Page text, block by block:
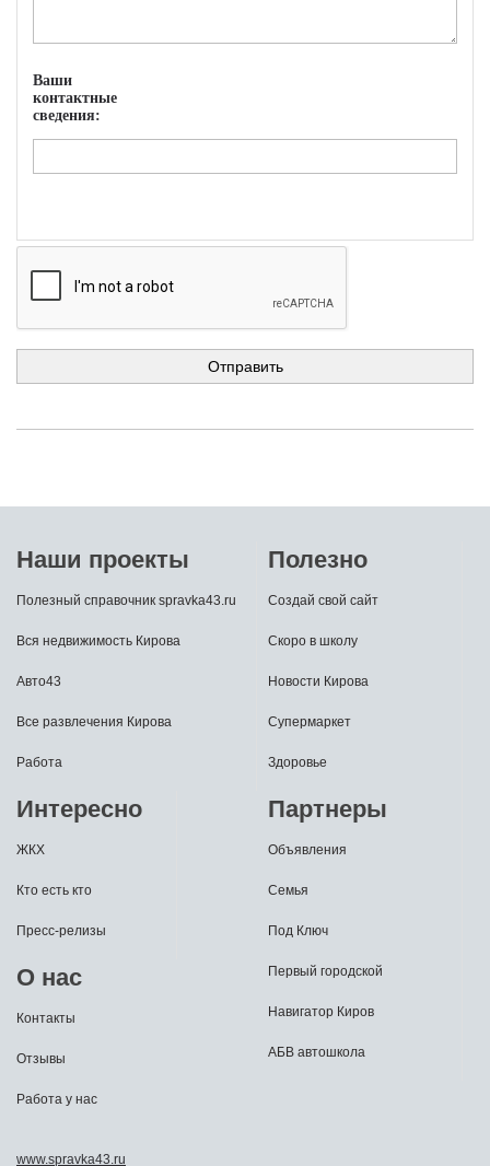
Ваши
контактные
сведения:
Наши проекты
Полезный справочник spravka43.ru
Вся недвижимость Кирова
Авто43
Все развлечения Кирова
Работа
Полезно
Создай свой сайт
Скоро в школу
Новости Кирова
Супермаркет
Здоровье
Интересно
ЖКХ
Кто есть кто
Пресс-релизы
О нас
Контакты
Отзывы
Работа у нас
Партнеры
Объявления
Семья
Под Ключ
Первый городской
Навигатор Киров
АБВ автошкола
www.spravka43.ru